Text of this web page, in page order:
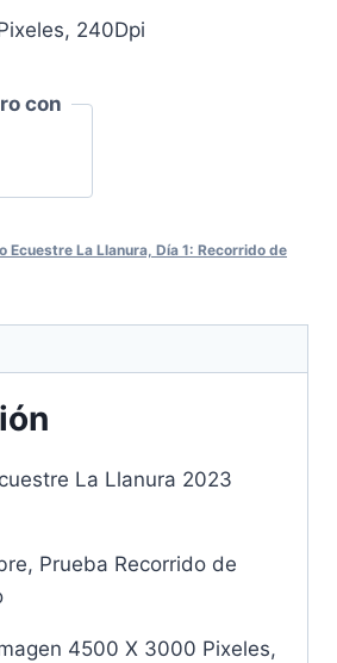
240Dpi
con
Ecuestre La Llanura, Día 1: Recorrido de
La Llanura 2023
Prueba Recorrido de
4500 X 3000 Pixeles,